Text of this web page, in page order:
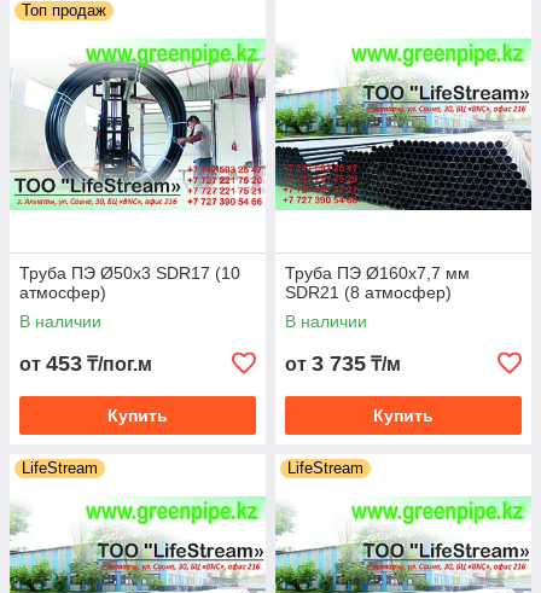
Топ продаж
Труба ПЭ Ø50х3 SDR17 (10
атмосфер)
В наличии
от 453 ₸/пог.м
Купить
Труба ПЭ Ø160х7,7 мм
SDR21 (8 атмосфер)
В наличии
от 3 735 ₸/м
Купить
LifeStream LifeStream